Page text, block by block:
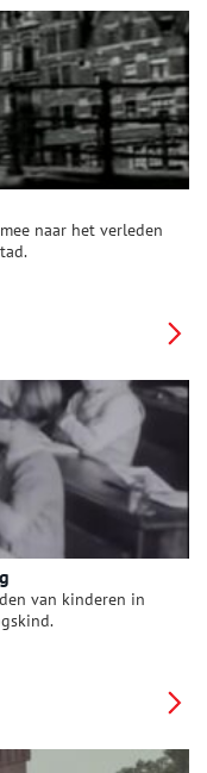
naar het verleden
van kinderen in